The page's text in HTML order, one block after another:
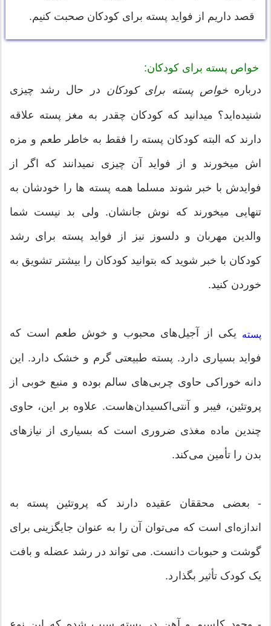
قصد داریم از فواید پسته برای کودکان صحبت کنیم.
خواص پسته برای کودکان:
درباره خواص پسته برای کودکان در حال رشد چیزی
شنیده‌اید؟ میدانید که کودکان چقدر به مغز پسته علاقه
دارند که البته کودکان پسته را فقط به خاطر طعم و مزه
اش میخورند و از فواید آن چیزی نمیدانند که اگر از
فوایدش با خبر شوند مسلما همه پسته ها را خودشان به
تنهایی میخورند که نوش جانشان. ولی بد نیست شما
والدین مهربان و دلسوز نیز از فواید پسته برای رشد
کودکان با خبر شوید که بتوانید کودکان را بیشتر تشویق به
خوردن کنید.
پسته یکی از آجیل‌های محبوب و خوش طعم است که
فواید بسیاری دارد. پسته طبیعتی گرم و خشک دارد. این
دانه خوراکی حاوی چربی‌های سالم بوده و منبع خوبی از
پروتئین، فیبر و آنتی‌اکسیدان‌هاست. علاوه بر این، حاوی
چندین ماده مغذی ضروری است که بسیاری از نیازهای
بدن را تأمین می‌کند.
- بعضی محققان عقیده دارند که پروتئین پسته به
اندازه‌ای است که می‌توان آن را به عنوان جایگزینی برای
گوشت و حبوبات دانست. می تواند در رشد عضله و بافت
یک کودک تأثیر بگذارد.